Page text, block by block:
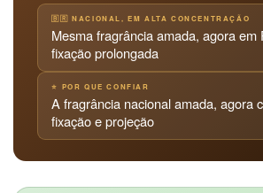
🇧🇷 NACIONAL, EM ALTA CONCENTRAÇÃO
Mesma fragrância amada, agora em
fixação prolongada
⭐ POR QUE CONFIAR
A fragrância nacional amada, agora
fixação e projeção